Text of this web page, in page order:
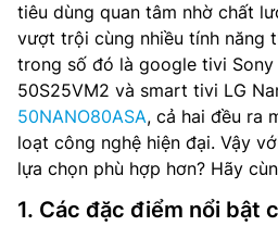
tiêu dùng quan tâm nhờ chất
vượt trội cùng nhiều tính năng
trong số đó là google tivi Sony
50S25VM2 và smart tivi LG
50NANO80ASA, cả hai đều ra
loạt công nghệ hiện đại. Vậy
lựa chọn phù hợp hơn? Hãy
1. Các đặc điểm nổi bật